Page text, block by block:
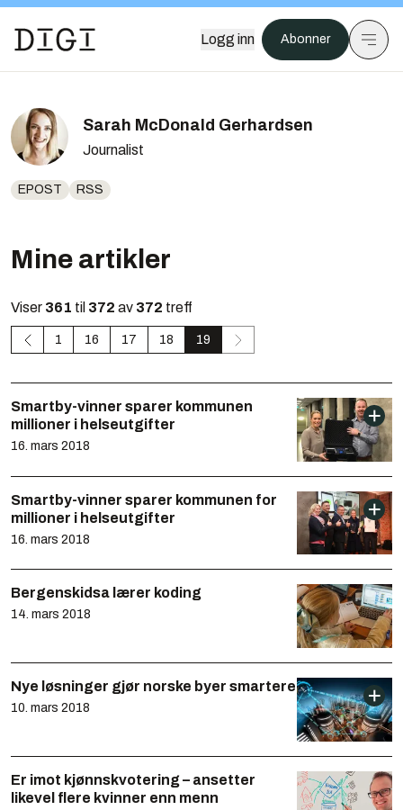
Logg inn Abonner
Sarah McDonald Gerhardsen
Journalist
EPOST RSS
Mine artikler
Viser 361 til 372 av 372 treff
1 16 17 18 19
Smartby-vinner sparer kommunen
millioner i helseutgifter
16. mars 2018
Smartby-vinner sparer kommunen for
millioner i helseutgifter
16. mars 2018
Bergenskidsa lærer koding
14. mars 2018
Nye løsninger gjør norske byer smartere
10. mars 2018
Er imot kjønnskvotering – ansetter
likevel flere kvinner enn menn